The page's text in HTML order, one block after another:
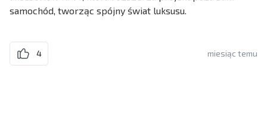
samochód, tworząc spójny świat luksusu.
4 miesiąc temu